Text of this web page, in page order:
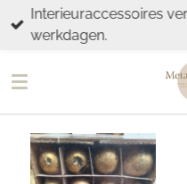
Ga
direct
de
Interieuraccessoires
werkdagen.